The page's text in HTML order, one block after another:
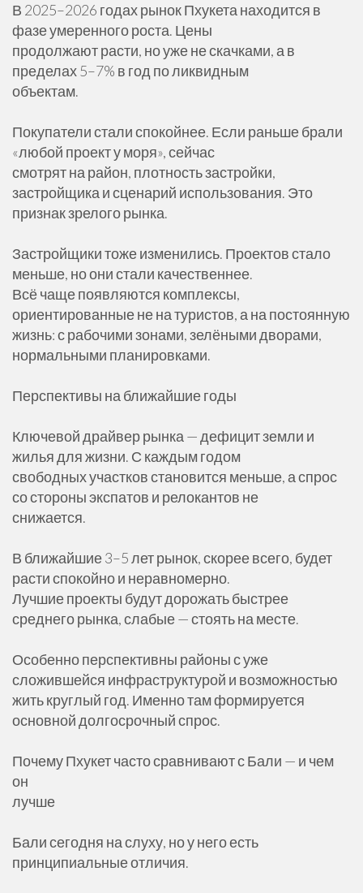
В 2025–2026 годах рынок Пхукета находится в
фазе умеренного роста. Цены
продолжают расти, но уже не скачками, а в
пределах 5–7% в год по ликвидным
объектам.
Покупатели стали спокойнее. Если раньше брали
«любой проект у моря», сейчас
смотрят на район, плотность застройки,
застройщика и сценарий использования. Это
признак зрелого рынка.
Застройщики тоже изменились. Проектов стало
меньше, но они стали качественнее.
Всё чаще появляются комплексы,
ориентированные не на туристов, а на постоянную
жизнь: с рабочими зонами, зелёными дворами,
нормальными планировками.
Перспективы на ближайшие годы
Ключевой драйвер рынка — дефицит земли и
жилья для жизни. С каждым годом
свободных участков становится меньше, а спрос
со стороны экспатов и релокантов не
снижается.
В ближайшие 3–5 лет рынок, скорее всего, будет
расти спокойно и неравномерно.
Лучшие проекты будут дорожать быстрее
среднего рынка, слабые — стоять на месте.
Особенно перспективны районы с уже
сложившейся инфраструктурой и возможностью
жить круглый год. Именно там формируется
основной долгосрочный спрос.
Почему Пхукет часто сравнивают с Бали — и чем
он
лучше
Бали сегодня на слуху, но у него есть
принципиальные отличия.